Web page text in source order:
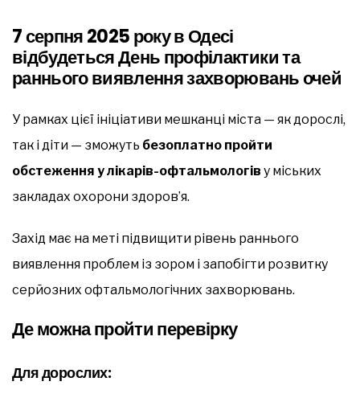
7 серпня 2025 року в Одесі
відбудеться День профілактики та
раннього виявлення захворювань очей
У рамках цієї ініціативи мешканці міста — як дорослі,
так і діти — зможуть безоплатно пройти
обстеження у лікарів-офтальмологів у міських
закладах охорони здоров’я.
Захід має на меті підвищити рівень раннього
виявлення проблем із зором і запобігти розвитку
серйозних офтальмологічних захворювань.
Де можна пройти перевірку
Для дорослих: